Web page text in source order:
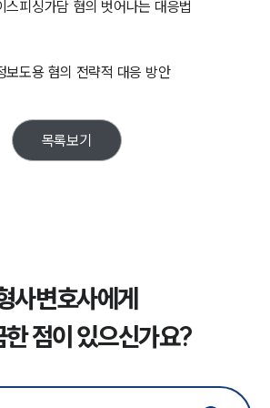
피싱가담 혐의 벗어나는 대응법
보도용 혐의 전략적 대응 방안
목록보기
사변호사에게
한 점이 있으신가요?